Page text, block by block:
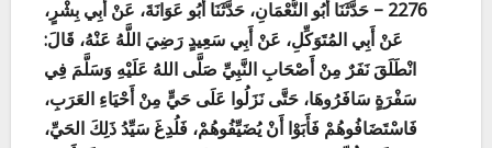
2276 – حَدَّثَنَا أَبُو النُّعْمَانِ، حَدَّثَنَا أَبُو عَوَانَةَ، عَنْ أَبِي بِشْرٍ،
عَنْ أَبِي المُتَوَكِّلِ، عَنْ أَبِي سَعِيدٍ رَضِيَ اللَّهُ عَنْهُ، قَالَ:
انْطَلَقَ نَفَرٌ مِنْ أَصْحَابِ النَّبِيِّ صَلَّى اللهُ عَلَيْهِ وَسَلَّمَ فِي
سَفْرَةٍ سَافَرُوهَا، حَتَّى نَزَلُوا عَلَى حَيٍّ مِنْ أَحْيَاءِ العَرَبِ،
فَاسْتَضَافُوهُمْ فَأَبَوْا أَنْ يُضَيِّفُوهُمْ، فَلُدِغَ سَيِّدُ ذَلِكَ الحَيِّ،